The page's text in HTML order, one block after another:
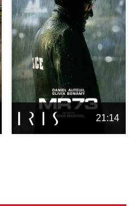
21:14